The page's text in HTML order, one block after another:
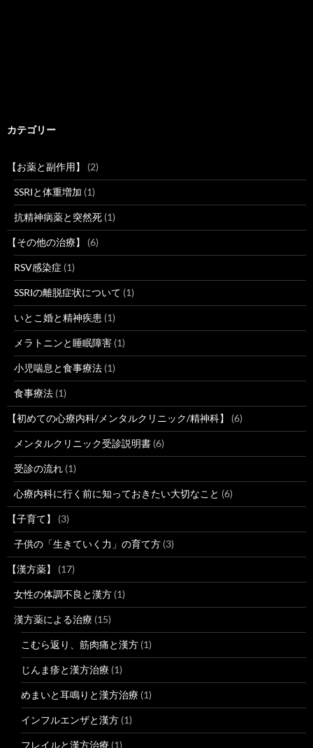
カテゴリー
【お薬と副作用】 (2)
SSRIと体重増加 (1)
抗精神病薬と突然死 (1)
【その他の治療】 (6)
RSV感染症 (1)
SSRIの離脱症状について (1)
いとこ婚と精神疾患 (1)
メラトニンと睡眠障害 (1)
小児喘息と食事療法 (1)
食事療法 (1)
【初めての心療内科/メンタルクリニック/精神科】 (6)
メンタルクリニック受診説明書 (6)
受診の流れ (1)
心療内科に行く前に知っておきたい大切なこと (6)
【子育て】 (3)
子供の「生きていく力」の育て方 (3)
【漢方薬】 (17)
女性の体調不良と漢方 (1)
漢方薬による治療 (15)
こむら返り、筋肉痛と漢方 (1)
じんま疹と漢方治療 (1)
めまいと耳鳴りと漢方治療 (1)
インフルエンザと漢方 (1)
フレイルと漢方治療 (1)